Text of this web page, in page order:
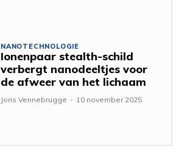
NANOTECHNOLOGIE
Ionenpaar stealth-schild
verbergt nanodeeltjes voor
de afweer van het lichaam
Joris Vennebrugge - 10 november 2025